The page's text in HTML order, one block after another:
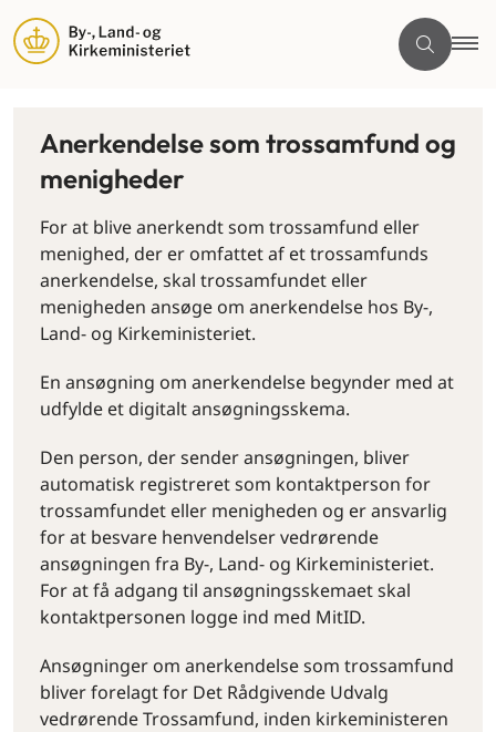
Anerkendelse som trossamfund og
menigheder
For at blive anerkendt som trossamfund eller
menighed, der er omfattet af et trossamfunds
anerkendelse, skal trossamfundet eller
menigheden ansøge om anerkendelse hos By-,
Land- og Kirkeministeriet.
En ansøgning om anerkendelse begynder med at
udfylde et digitalt ansøgningsskema.
Den person, der sender ansøgningen, bliver
automatisk registreret som kontaktperson for
trossamfundet eller menigheden og er ansvarlig
for at besvare henvendelser vedrørende
ansøgningen fra By-, Land- og Kirkeministeriet.
For at få adgang til ansøgningsskemaet skal
kontaktpersonen logge ind med MitID.
Ansøgninger om anerkendelse som trossamfund
bliver forelagt for Det Rådgivende Udvalg
vedrørende Trossamfund, inden kirkeministeren